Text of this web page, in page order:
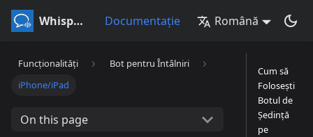
Whisperr Documentație Română
Funcționalități
Bot pentru Întâlniri
iPhone/iPad
On this page
Cum să
Folosești
Botul de
Ședință
pe